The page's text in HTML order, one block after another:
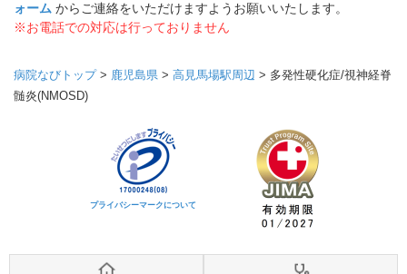
ォーム からご連絡をいただけますようお願いいたします。
※お電話での対応は行っておりません
病院なびトップ> 鹿児島県 > 高見馬場駅周辺 > 多発性硬化症/視神経脊
髄炎(NMOSD)
プライバシーマークについて